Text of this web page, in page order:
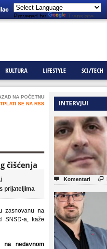
Powered by Translate
KULTURA LIFESTYLE SCI/TECH
NA POČETNU
SE NA RSS
čišćenja
prijateljima
zasnovanu na
SNSD-a, kaže
nedavnom
INTERVJUI
 Komentari 